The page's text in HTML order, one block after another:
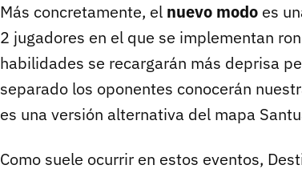
Más concretamente, el nuevo modo es
2 jugadores en el que se implementan
habilidades se recargarán más deprisa
separado los oponentes conocerán
es una versión alternativa del mapa
Como suele ocurrir en estos eventos,